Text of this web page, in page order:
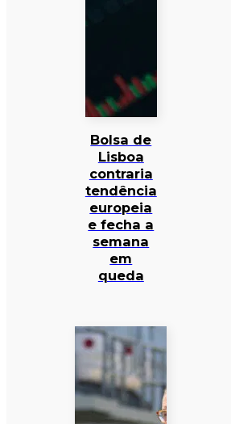
Bolsa de
Lisboa
contraria
tendência
europeia
e fecha a
semana
em
queda